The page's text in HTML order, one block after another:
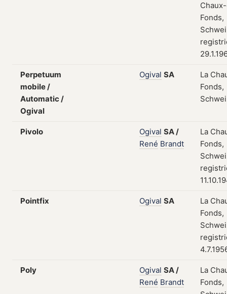
Fonds,
Perpetuum
mobile /
Automatic /
Ogival
Ogival SA
La
Fonds,
Pivolo Ogival SA/
René Brandt
La
Fonds,
Pointfix Ogival SA
La
Fonds,
Poly Ogival SA/
René Brandt
La
Fonds,